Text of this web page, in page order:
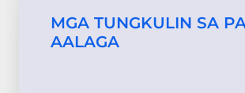
MGA TUNGKULIN SA
AALAGA